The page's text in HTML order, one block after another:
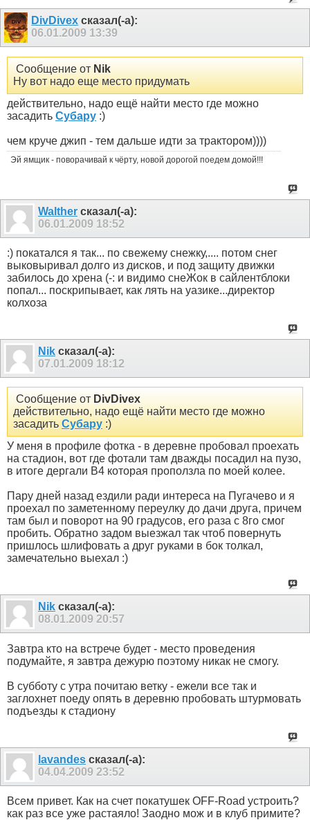
DivDivex сказал(-а):
06.01.2009 13:39
Сообщение от Nik
Ну вот надо еще место придумать
действительно, надо ещё найти место где можно
засадить Субару :)
чем круче джип - тем дальше идти за трактором))))
Эй ямщик - поворачивай к чёрту, новой дорогой поедем домой!!!
Walther сказал(-а):
06.01.2009 18:52
:) покатался я так... по свежему снежку,.... потом снег
выковыривал долго из дисков, и под защиту движки
забилось до хрена (-: и видимо снеЖок в сайлентблоки
попал... поскрипывает, как лять на уазике...директор
колхоза
Nik сказал(-а):
07.01.2009 18:12
Сообщение от DivDivex
действительно, надо ещё найти место где можно
засадить Субару :)
У меня в профиле фотка - в деревне пробовал проехать
на стадион, вот где фотали там дважды посадил на пузо,
в итоге дергали В4 которая проползла по моей колее.
Пару дней назад ездили ради интереса на Пугачево и я
проехал по заметенному переулку до дачи друга, причем
там был и поворот на 90 градусов, его раза с 8го смог
пробить. Обратно задом выезжал так чтоб повернуть
пришлось шлифовать а друг руками в бок толкал,
замечательно выехал :)
Nik сказал(-а):
08.01.2009 20:57
Завтра кто на встрече будет - место проведения
подумайте, я завтра дежурю поэтому никак не смогу.
В субботу с утра почитаю ветку - ежели все так и
заглохнет поеду опять в деревню пробовать штурмовать
подъезды к стадиону
lavandes сказал(-а):
04.04.2009 23:52
Всем привет. Как на счет покатушек ОFF-Road устроить?
как раз все уже растаяло! Заодно мож и в клуб примите?